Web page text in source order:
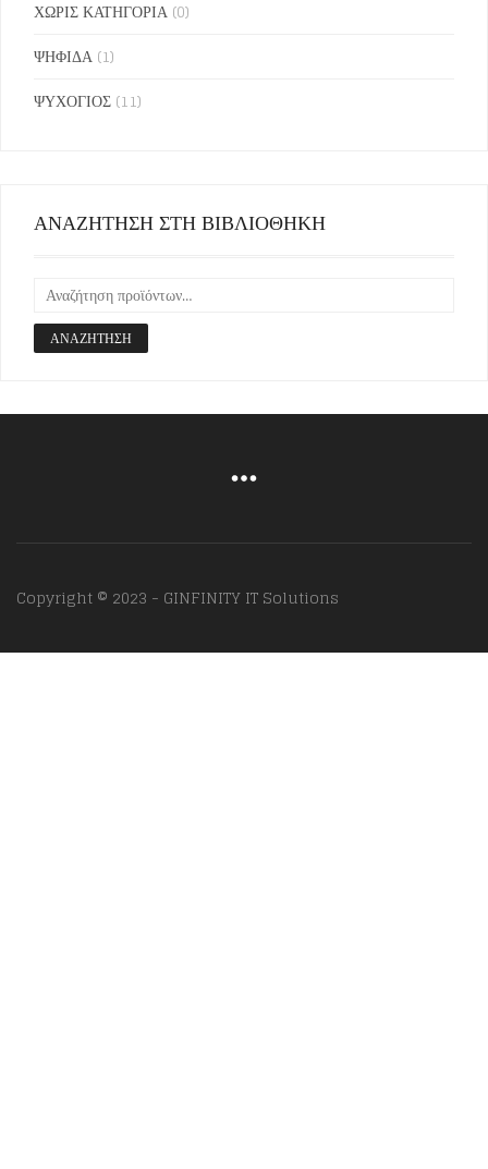
ΧΩΡΙΣ ΚΑΤΗΓΟΡΙΑ (0)
ΨΗΦΙΔΑ (1)
ΨΥΧΟΓΙΟΣ (11)
ΑΝΑΖΗΤΗΣΗ ΣΤΗ ΒΙΒΛΙΟΘΗΚΗ
ΑΝΑΖΉΤΗΣΗ
Copyright © 2023 - GINFINITY IT Solutions